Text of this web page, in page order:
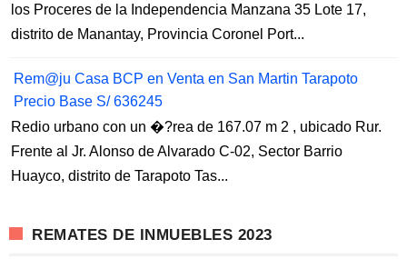
los Proceres de la Independencia Manzana 35 Lote 17,
distrito de Manantay, Provincia Coronel Port...
Rem@ju Casa BCP en Venta en San Martin Tarapoto
Precio Base S/ 636245
Redio urbano con un �?rea de 167.07 m 2 , ubicado Rur.
Frente al Jr. Alonso de Alvarado C-02, Sector Barrio
Huayco, distrito de Tarapoto Tas...
REMATES DE INMUEBLES 2023